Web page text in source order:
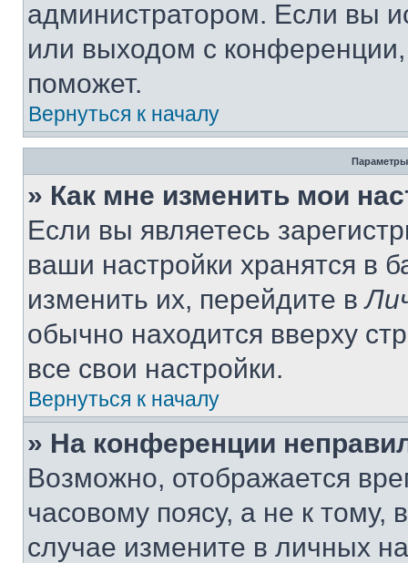
администратором. Если вы
или выходом с
поможет.
Вернуться к началу
Параметры
» Как мне изменить мои
Если вы являетесь
ваши настройки хранятся в
изменить их, перейдите в
обычно находится вверху
все свои настройки.
Вернуться к началу
» На конференции
Возможно, отображается
часовому поясу, а не к тому,
случае измените в личных